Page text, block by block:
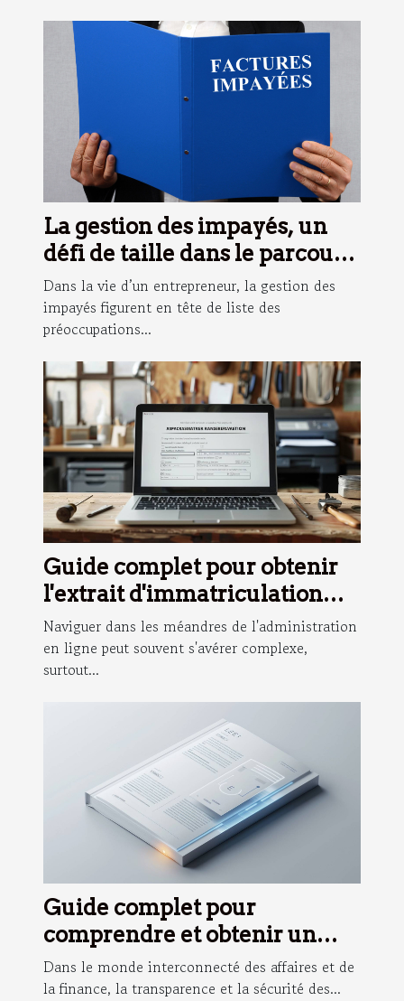
La gestion des impayés, un
défi de taille dans le parcours
entrepreneurial
Dans la vie d’un entrepreneur, la gestion des
impayés figurent en tête de liste des
préoccupations...
Guide complet pour obtenir
l'extrait d'immatriculation
artisanal en ligne
Naviguer dans les méandres de l'administration
en ligne peut souvent s'avérer complexe,
surtout...
Guide complet pour
comprendre et obtenir un
numéro LEI
Dans le monde interconnecté des affaires et de
la finance, la transparence et la sécurité des...